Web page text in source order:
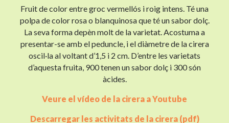
Fruit de color entre groc vermellós i roig intens. Té una
polpa de color rosa o blanquinosa que té un sabor dolç.
La seva forma depèn molt de la varietat. Acostuma a
presentar-se amb el peduncle, i el diàmetre de la cirera
oscil·la al voltant d’1,5 i 2 cm. D’entre les varietats
d’aquesta fruita, 900 tenen un sabor dolç i 300 són
àcides.
Veure el vídeo de la cirera a Youtube
Descarregar les activitats de la cirera (pdf)